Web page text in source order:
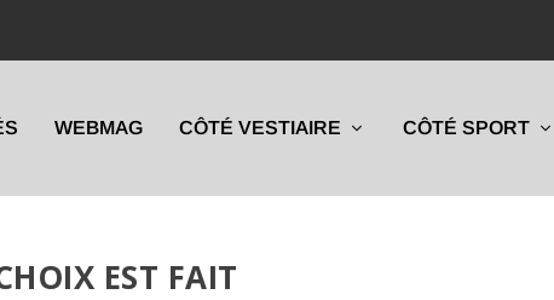
WEBMAG CÔTÉ VESTIAIRE CÔTÉ SPORT
EST FAIT